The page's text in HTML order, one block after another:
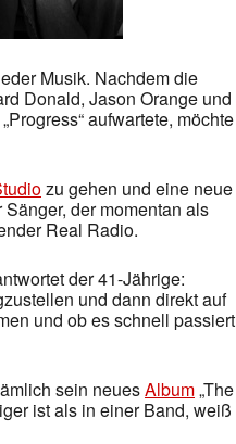
Musik. Nachdem die
Donald, Jason Orange und
„Progress“ aufwartete, möchte
zu gehen und eine neue
der momentan als
Real Radio.
der 41-Jährige:
und dann direkt auf
und ob es schnell passiert
sein neuesAlbum„The
ist als in einer Band, weiß